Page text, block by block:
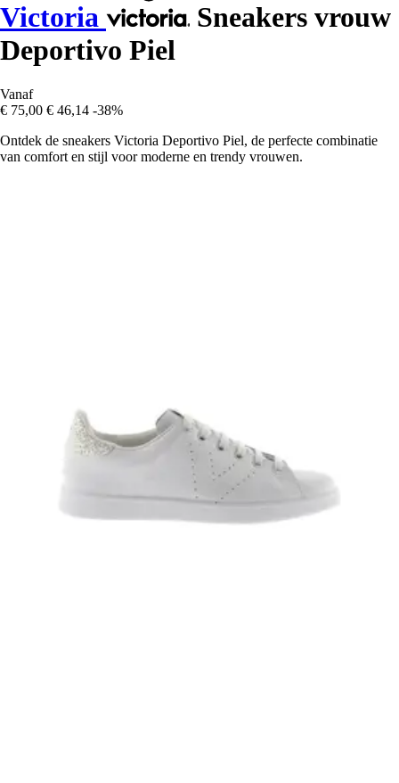
Victoria
Sneakers vrouw
Deportivo Piel
Vanaf
€ 75,00 € 46,14 -38%
Ontdek de sneakers Victoria Deportivo Piel, de perfecte combinatie
van comfort en stijl voor moderne en trendy vrouwen.